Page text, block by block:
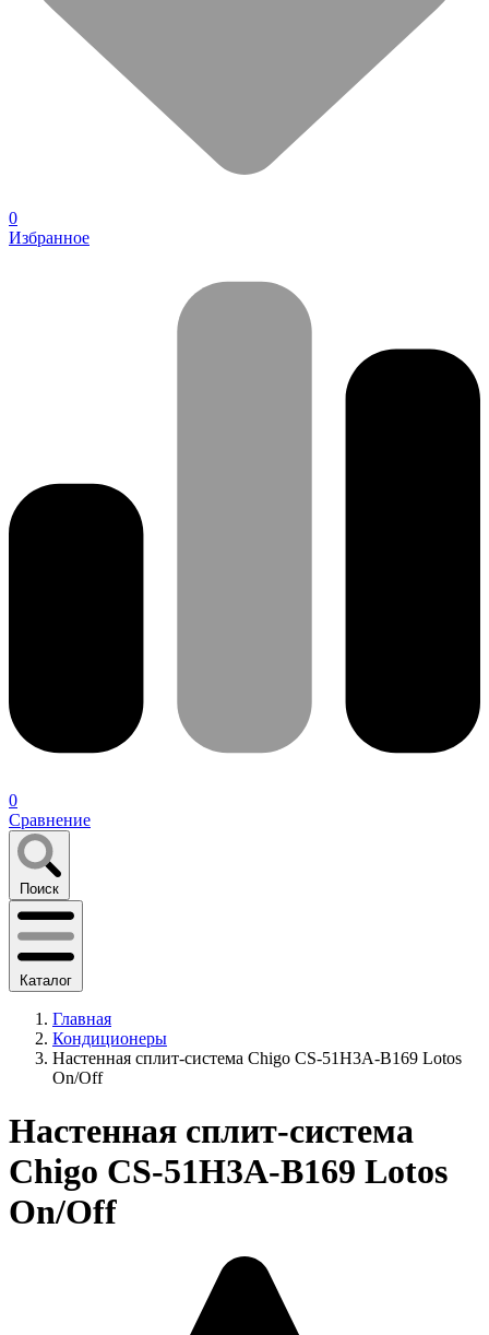
0
Избранное
0
Сравнение
Поиск
Каталог
Главная
Кондиционеры
Настенная сплит-система Chigo CS-51H3A-B169 Lotos
On/Off
Настенная сплит-система
Chigo CS-51H3A-B169 Lotos
On/Off